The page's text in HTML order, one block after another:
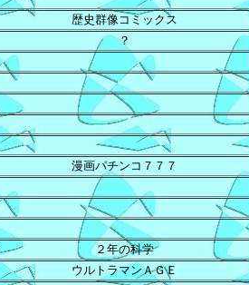
歴史群像コミックス
？
漫画パチンコ７７７
２年の科学
ウルトラマンＡＧＥ